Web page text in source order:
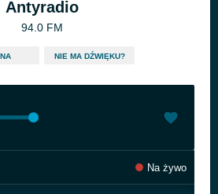
Antyradio
94.0 FM
NIE MA DŹWIĘKU?
Na żywo